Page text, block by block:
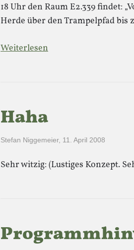
18 Uhr den Raum E2.339 findet:
Herde über den Trampelpfad
Weiterlesen
Haha
Stefan Niggemeier, 11. April 2008
Sehr witzig: (Lustiges Konzept.